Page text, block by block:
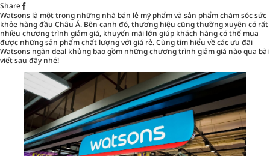
Share
Watsons là một trong những nhà bán lẻ mỹ phẩm và sản phẩm chăm sóc sức
khỏe hàng đầu Châu Á. Bên cạnh đó, thương hiệu cũng thường xuyên có rất
nhiều chương trình giảm giá, khuyến mãi lớn giúp khách hàng có thể mua
được những sản phẩm chất lượng với giá rẻ. Cùng tìm hiểu về các ưu đãi
Watsons ngàn deal khủng bao gồm những chương trình giảm giá nào qua bài
viết sau đây nhé!